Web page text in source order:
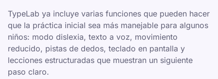
TypeLab ya incluye varias funciones que pueden hacer
que la práctica inicial sea más manejable para algunos
niños: modo dislexia, texto a voz, movimiento
reducido, pistas de dedos, teclado en pantalla y
lecciones estructuradas que muestran un siguiente
paso claro.